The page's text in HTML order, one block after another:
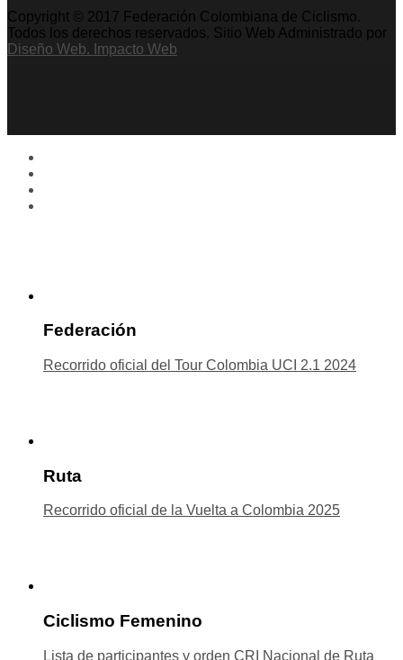
Copyright © 2017 Federación Colombiana de Ciclismo.
Todos los derechos reservados. Sitio Web Administrado por
Diseño Web. Impacto Web
Federación
Recorrido oficial del Tour Colombia UCI 2.1 2024
Ruta
Recorrido oficial de la Vuelta a Colombia 2025
Ciclismo Femenino
Lista de participantes y orden CRI Nacional de Ruta